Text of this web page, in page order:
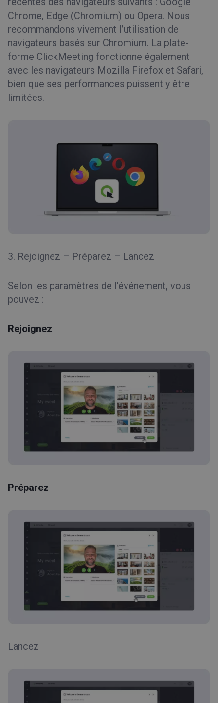
Chrome, Edge (Chromium) ou Opera. Nous
recommandons vivement l’utilisation de
navigateurs basés sur Chromium. La plate-
forme ClickMeeting fonctionne également
avec les navigateurs Mozilla Firefox et Safari,
bien que ses performances puissent y être
limitées.
3. Rejoignez – Préparez – Lancez
Selon les paramètres de l’événement, vous
pouvez :
Rejoignez
Préparez
Lancez